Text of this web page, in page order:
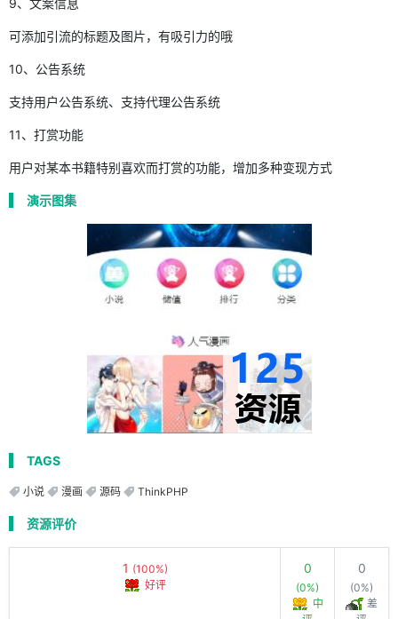
9、文案信息
可添加引流的标题及图片，有吸引力的哦
10、公告系统
支持用户公告系统、支持代理公告系统
11、打赏功能
用户对某本书籍特别喜欢而打赏的功能，增加多种变现方式
演示图集
TAGS
小说 漫画 源码 ThinkPHP
资源评价
1 (100%)
好评
0
(0%)
中
0
(0%)
差